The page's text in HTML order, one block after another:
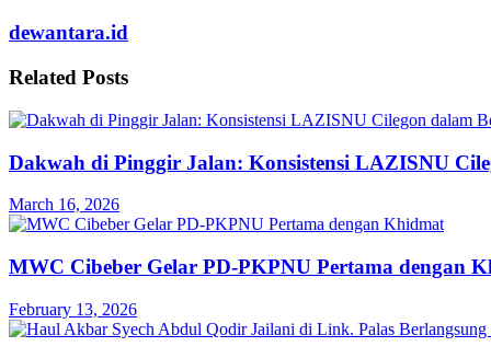
dewantara.id
Related Posts
Dakwah di Pinggir Jalan: Konsistensi LAZISNU
March 16, 2026
MWC Cibeber Gelar PD-PKPNU Pertama dengan
February 13, 2026